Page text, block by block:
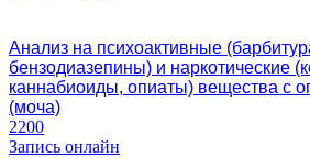
Анализ на психоактивные
бензодиазепины) и наркотические
каннабиоиды, опиаты) вещества с
(моча)
2200
Запись онлайн